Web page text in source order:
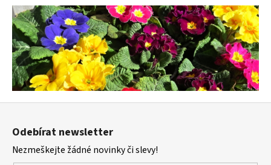
Z
Odebírat newsletter
Nezmeškejte žádné novinky či slevy!